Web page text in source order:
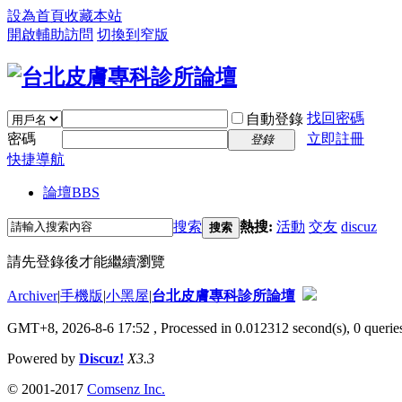
設為首頁收藏本站
開啟輔助訪問 切換到窄版
自動登錄 找回密碼
密碼
登錄
立即註冊
快捷導航
論壇BBS
搜索 搜索 熱搜: 活動 交友 discuz
請先登錄後才能繼續瀏覽
Archiver|手機版|小黑屋|台北皮膚專科診所論壇
GMT+8, 2026-8-6 17:52 , Processed in 0.012312 second(s), 0
Powered by Discuz! X3.3
© 2001-2017 Comsenz Inc.